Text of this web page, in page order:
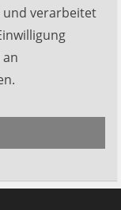
und verarbeitet